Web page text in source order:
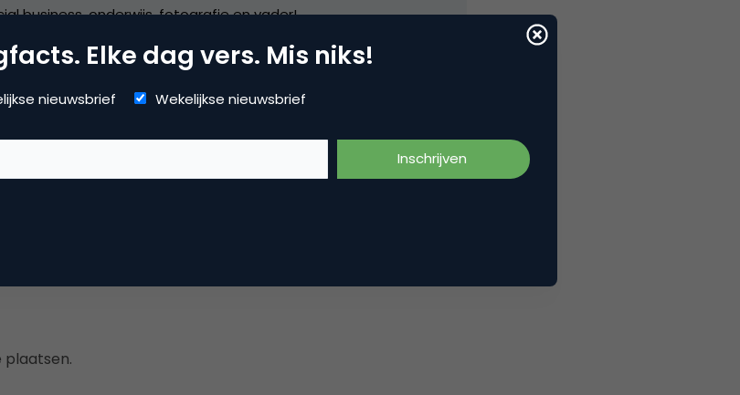
business, onderwijs, fotografie en vader!
Elke dag vers. Mis niks!
nieuwsbrief Wekelijkse nieuwsbrief